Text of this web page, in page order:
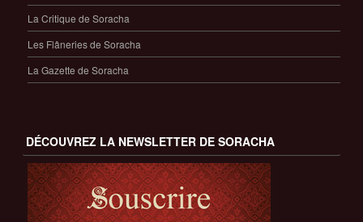
La Critique de Soracha
Les Flâneries de Soracha
La Gazette de Soracha
DÉCOUVREZ LA NEWSLETTER DE SORACHA